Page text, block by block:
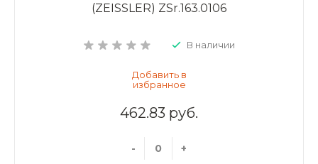
(ZEISSLER) ZSr.163.0106
В наличии
462.83 руб.
- +